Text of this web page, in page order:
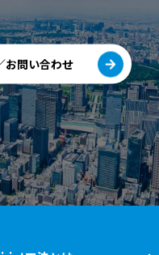
お問い合わせ